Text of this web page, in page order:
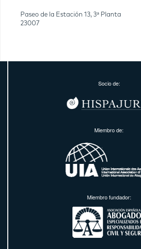
Paseo de la Estación 13, 3ª Planta
23007
Socio de:
Miembro de:
Miembro fundador: